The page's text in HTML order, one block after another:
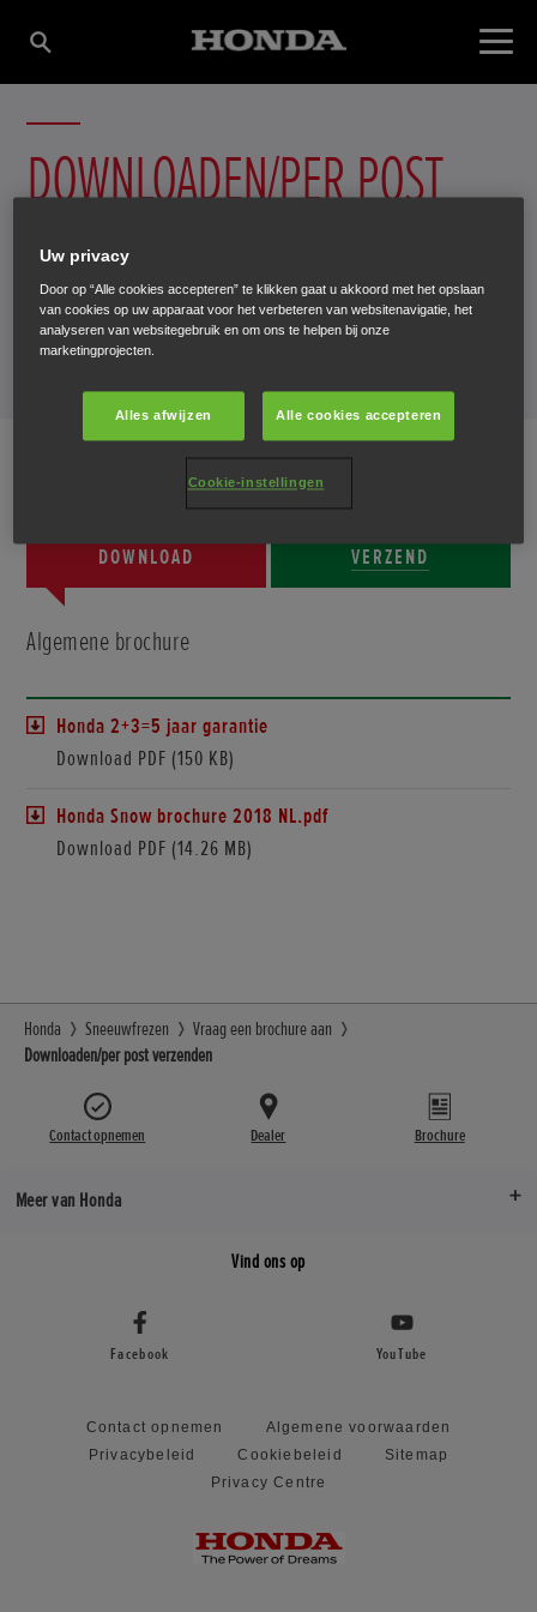
DOWNLOADEN/PER POST
VERZENDEN
Hoe wilt u uw brochure ontvangen?
BROCHURE KIEZEN
DOWNLOAD VERZEND
Algemene brochure
Honda 2+3=5 jaar garantie
Download PDF (150 KB)
Honda Snow brochure 2018 NL.pdf
Download PDF (14.26 MB)
Honda Sneeuwfrezen
Vraag een brochure aan
Downloaden/per post verzenden
Contact opnemen Dealer Brochure
Meer van Honda
Vind ons op
Facebook YouTube
Contact opnemen
Algemene voorwaarden
Privacybeleid
Cookiebeleid
Sitemap
Privacy Centre
Uw privacy
Door op “Alle cookies accepteren” te klikken gaat u akkoord met het opslaan
van cookies op uw apparaat voor het verbeteren van websitenavigatie, het
analyseren van websitegebruik en om ons te helpen bij onze
marketingprojecten.
Alles afwijzen Alle cookies accepteren
Cookie-instellingen